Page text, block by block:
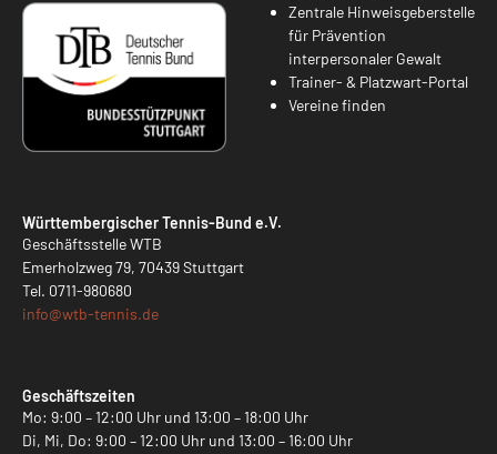
Zentrale Hinweisgeberstelle
für Prävention
interpersonaler Gewalt
Trainer- & Platzwart-Portal
Vereine finden
Württembergischer Tennis-Bund e.V.
Geschäftsstelle WTB
Emerholzweg 79, 70439 Stuttgart
Tel. 0711-980680
info@wtb-tennis.de
Geschäftszeiten
Mo: 9:00 – 12:00 Uhr und 13:00 – 18:00 Uhr
Di, Mi, Do: 9:00 – 12:00 Uhr und 13:00 – 16:00 Uhr